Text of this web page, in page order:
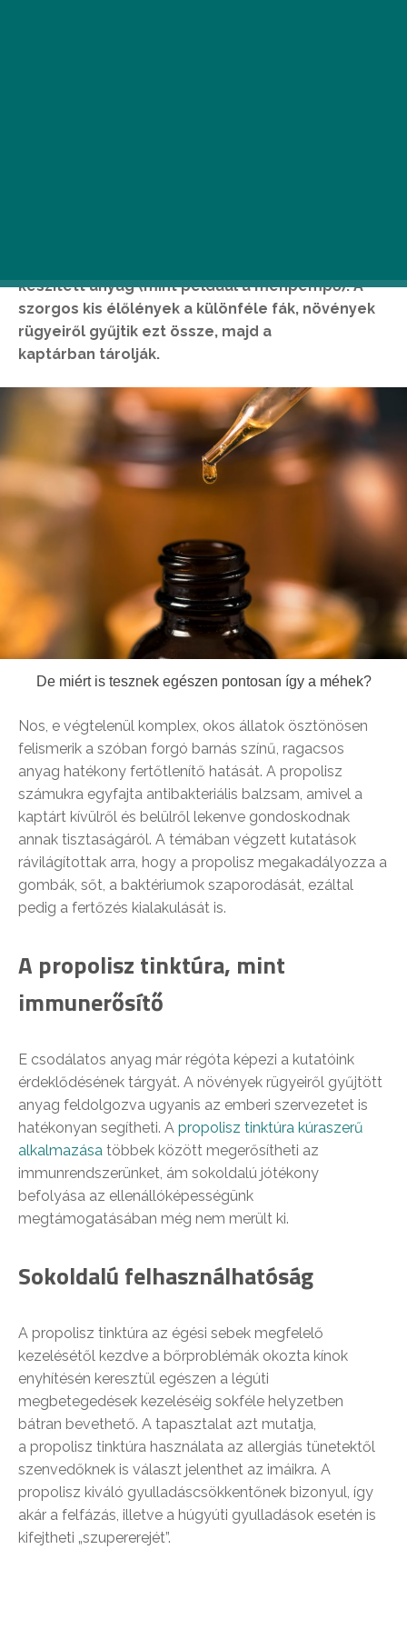
készített anyag (mint például a méhpempő). A
szorgos kis élőlények a különféle fák, növények
rügyeiről gyűjtik ezt össze, majd a
kaptárban tárolják.
De miért is tesznek egészen pontosan így a méhek?
Nos, e végtelenül komplex, okos állatok ösztönösen
felismerik a szóban forgó barnás színű, ragacsos
anyag hatékony fertőtlenítő hatását. A propolisz
számukra egyfajta antibakteriális balzsam, amivel a
kaptárt kívülről és belülről lekenve gondoskodnak
annak tisztaságáról. A témában végzett kutatások
rávilágítottak arra, hogy a propolisz megakadályozza a
gombák, sőt, a baktériumok szaporodását, ezáltal
pedig a fertőzés kialakulását is.
A propolisz tinktúra, mint
immunerősítő
E csodálatos anyag már régóta képezi a kutatóink
érdeklődésének tárgyát. A növények rügyeiről gyűjtött
anyag feldolgozva ugyanis az emberi szervezetet is
hatékonyan segítheti. A propolisz tinktúra kúraszerű
alkalmazása többek között megerősítheti az
immunrendszerünket, ám sokoldalú jótékony
befolyása az ellenállóképességünk
megtámogatásában még nem merült ki.
Sokoldalú felhasználhatóság
A propolisz tinktúra az égési sebek megfelelő
kezelésétől kezdve a bőrproblémák okozta kínok
enyhítésén keresztül egészen a légúti
megbetegedések kezeléséig sokféle helyzetben
bátran bevethető. A tapasztalat azt mutatja,
a propolisz tinktúra használata az allergiás tünetektől
szenvedőknek is választ jelenthet az imáikra. A
propolisz kiváló gyulladáscsökkentőnek bizonyul, így
akár a felfázás, illetve a húgyúti gyulladások esetén is
kifejtheti „szupererejét”.